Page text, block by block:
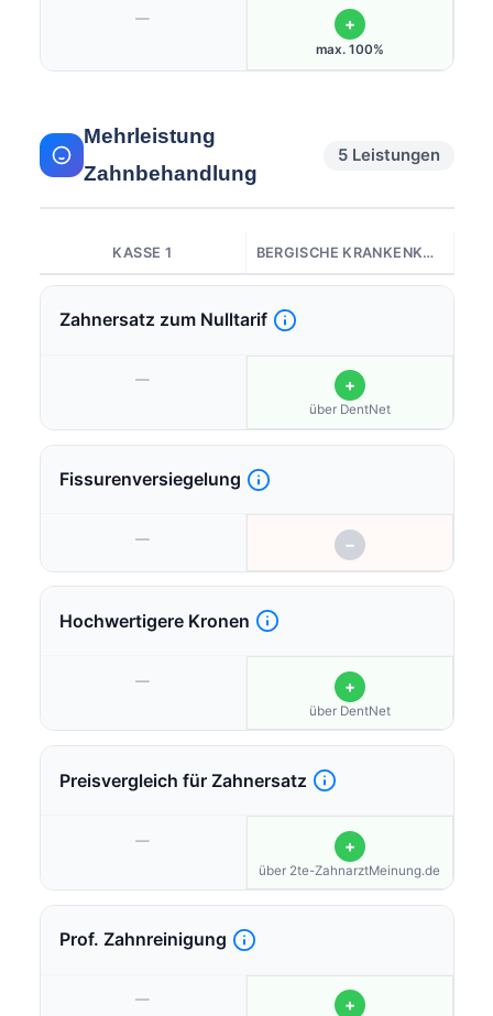
— +
max. 100%
Mehrleistung
Zahnbehandlung
5 Leistungen
KASSE 1 BERGISCHE KRANKENKASSE
Zahnersatz zum Nulltarif
— +
über DentNet
Fissurenversiegelung
— −
Hochwertigere Kronen
— +
über DentNet
Preisvergleich für Zahnersatz
— +
über 2te-ZahnarztMeinung.de
Prof. Zahnreinigung
— +